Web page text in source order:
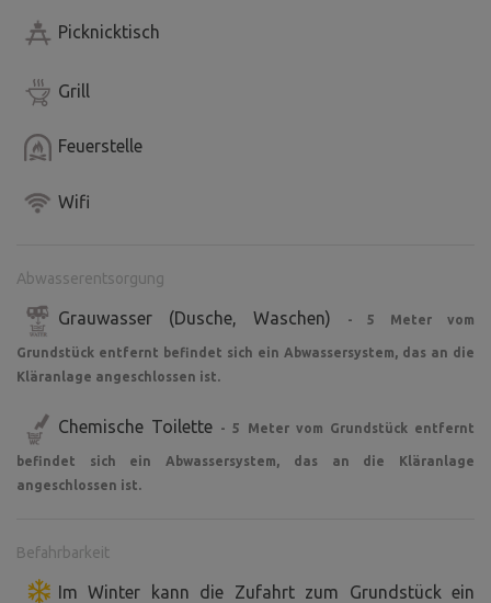
Picknicktisch
Grill
Feuerstelle
Wifi
Abwasserentsorgung
Grauwasser (Dusche, Waschen) - 5 Meter vom
Grundstück entfernt befindet sich ein Abwassersystem, das an die
Kläranlage angeschlossen ist.
Chemische Toilette - 5 Meter vom Grundstück entfernt
befindet sich ein Abwassersystem, das an die Kläranlage
angeschlossen ist.
Befahrbarkeit
Im Winter kann die Zufahrt zum Grundstück ein